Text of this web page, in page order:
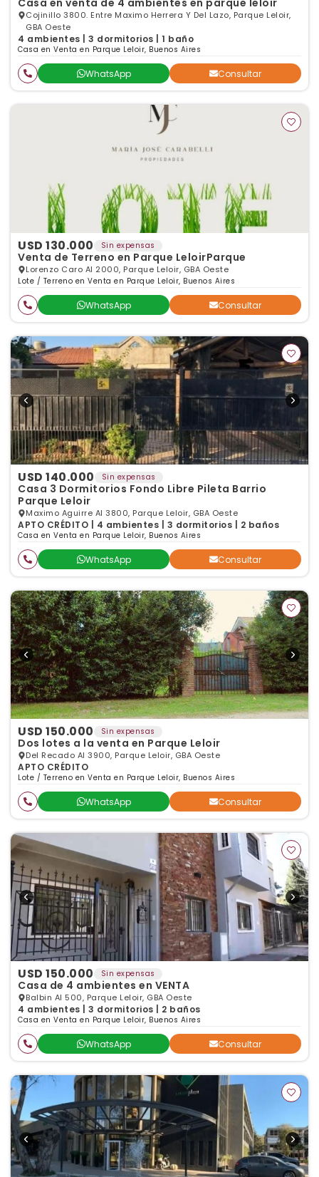
Casa en venta de 4 ambientes en parque leloir
Cojinillo 3800. Entre Maximo Herrera Y Del Lazo, Parque Leloir,
GBA Oeste
4 ambientes | 3 dormitorios | 1 baño
Casa en Venta en Parque Leloir, Buenos Aires
WhatsApp Consultar
USD 130.000 Sin expensas
Venta de Terreno en Parque LeloirParque
Lorenzo Caro Al 2000, Parque Leloir, GBA Oeste
Lote / Terreno en Venta en Parque Leloir, Buenos Aires
WhatsApp Consultar
USD 140.000 Sin expensas
Casa 3 Dormitorios Fondo Libre Pileta Barrio
Parque Leloir
Maximo Aguirre Al 3800, Parque Leloir, GBA Oeste
APTO CRÉDITO | 4 ambientes | 3 dormitorios | 2 baños
Casa en Venta en Parque Leloir, Buenos Aires
WhatsApp Consultar
USD 150.000 Sin expensas
Dos lotes a la venta en Parque Leloir
Del Recado Al 3900, Parque Leloir, GBA Oeste
APTO CRÉDITO
Lote / Terreno en Venta en Parque Leloir, Buenos Aires
WhatsApp Consultar
USD 150.000 Sin expensas
Casa de 4 ambientes en VENTA
Balbin Al 500, Parque Leloir, GBA Oeste
4 ambientes | 3 dormitorios | 2 baños
Casa en Venta en Parque Leloir, Buenos Aires
WhatsApp Consultar